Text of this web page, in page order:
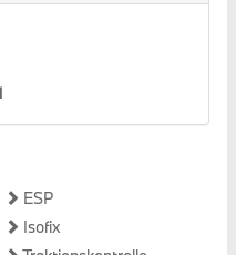
ESP
Isofix